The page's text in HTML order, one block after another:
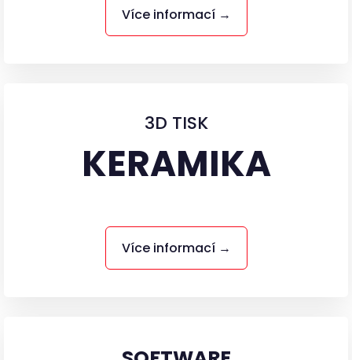
Více informací →
3D TISK
KERAMIKA
Více informací →